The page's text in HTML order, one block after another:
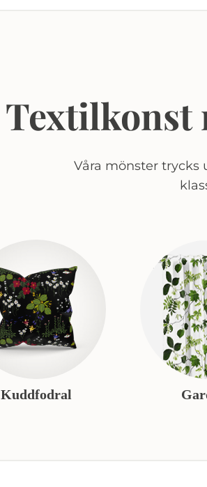
Textilkonst
Våra mönster trycks
Kuddfodral